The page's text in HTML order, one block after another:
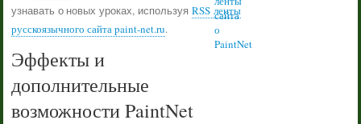
узнавать о новых уроках, используя RSS ленты
русскоязычного сайта paint-net.ru.
Эффекты и
дополнительные
возможности PaintNet